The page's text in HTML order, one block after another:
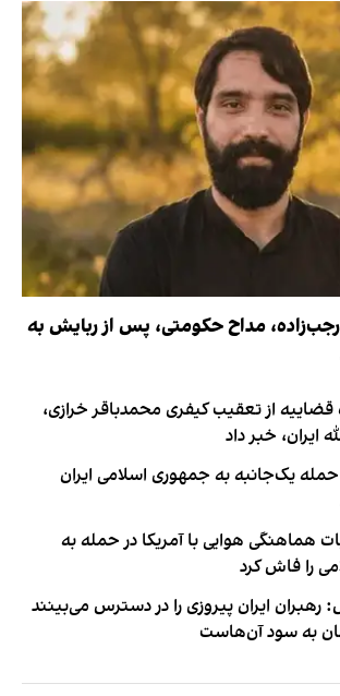
مداح حکومتی، پس از ربایش به
از تعقیب کیفری محمدباقر خرازی،
ایران، خبر داد
حمله یک‌جانبه به جمهوری اسلامی ایران
هماهنگی هوایی با آمریکا در حمله به
را فاش کرد
ایران پیروزی را در دسترس می‌بینند
به سود آن‌هاست